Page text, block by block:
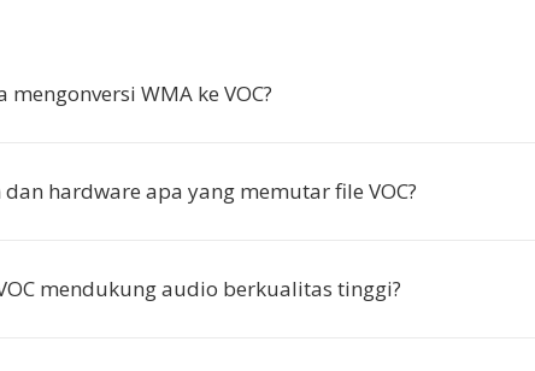
mengonversi WMA ke VOC?
hardware apa yang memutar file VOC?
mendukung audio berkualitas tinggi?